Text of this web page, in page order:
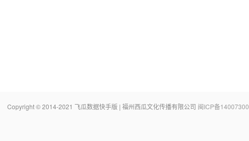
Copyright © 2014-2021 飞瓜数据快手版 | 福州西瓜文化传播有限公司 闽ICP备